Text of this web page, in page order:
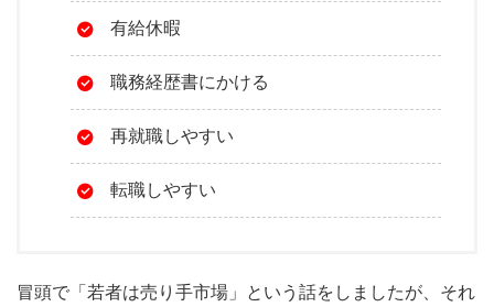
有給休暇
職務経歴書にかける
再就職しやすい
転職しやすい
冒頭で「若者は売り手市場」という話をしましたが、それ